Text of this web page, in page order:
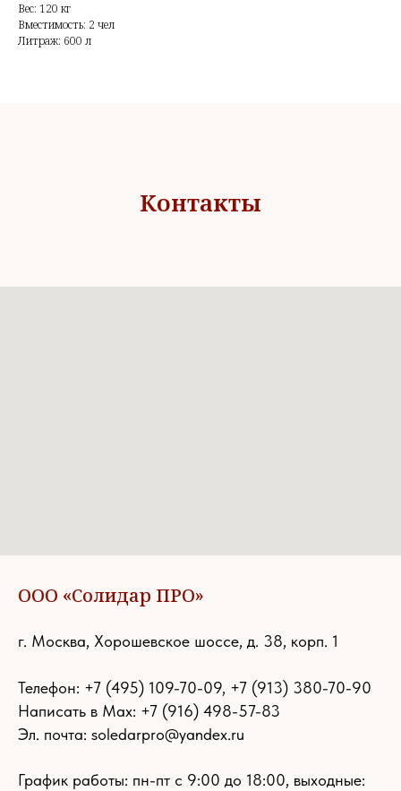
Вес: 120 кг
Вместимость: 2 чел
Литраж: 600 л
Контакты
ООО «Солидар ПРО»
г. Москва, Хорошевское шоссе, д. 38, корп. 1
Телефон: +7 (495) 109-70-09, +7 (913) 380-70-90
Написать в Max: +7 (916) 498-57-83
Эл. почта: soledarpro@yandex.ru
График работы: пн-пт с 9:00 до 18:00, выходные: